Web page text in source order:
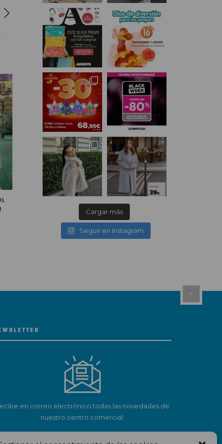
Cargar más
Seguir en Instagram
en correo electrónico todas las novedades de
nuestro centro comercial.